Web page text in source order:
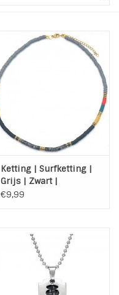
Ketting | Surfketting |
Grijs | Zwart |
Multicolor
€9,99